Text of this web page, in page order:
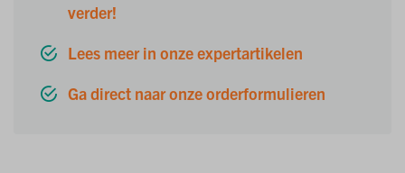
verder!
Lees meer in onze expertartikelen
Ga direct naar onze orderformulieren